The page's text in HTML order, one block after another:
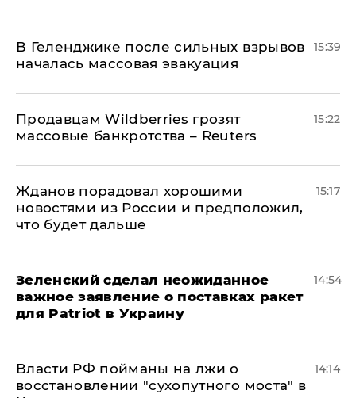
В Геленджике после сильных взрывов
началась массовая эвакуация
15:39
Продавцам Wildberries грозят
массовые банкротства – Reuters
15:22
Жданов порадовал хорошими
новостями из России и предположил,
что будет дальше
15:17
Зеленский сделал неожиданное
важное заявление о поставках ракет
для Patriot в Украину
14:54
Власти РФ пойманы на лжи о
восстановлении "сухопутного моста" в
14:14